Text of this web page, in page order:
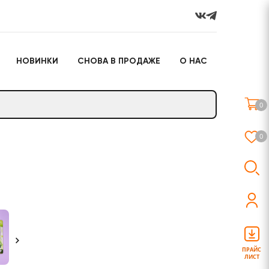
НОВИНКИ СНОВА В ПРОДАЖЕ О НАС
Настольные игры
Подарочные наборы
Слайм
0
0
ПРАЙС
ЛИСТ